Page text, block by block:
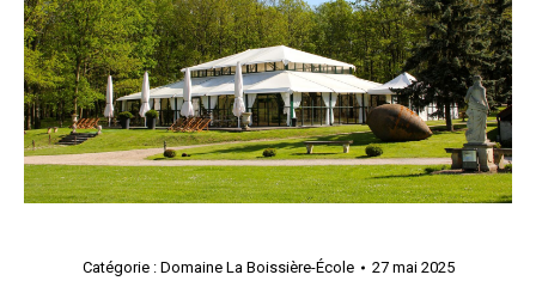
Catégorie : Domaine La Boissière-École 27 mai 2025